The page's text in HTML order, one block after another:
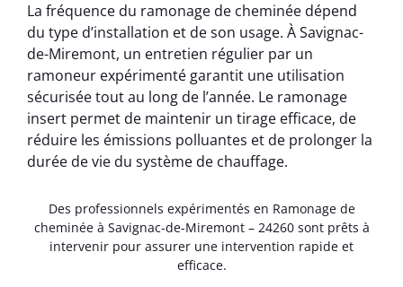
La fréquence du ramonage de cheminée dépend
du type d’installation et de son usage. À Savignac-
de-Miremont, un entretien régulier par un
ramoneur expérimenté garantit une utilisation
sécurisée tout au long de l’année. Le ramonage
insert permet de maintenir un tirage efficace, de
réduire les émissions polluantes et de prolonger la
durée de vie du système de chauffage.
Des professionnels expérimentés en Ramonage de
cheminée à Savignac-de-Miremont – 24260 sont prêts à
intervenir pour assurer une intervention rapide et
efficace.